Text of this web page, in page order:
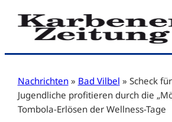
Zum
Inhalt
Nachrichten » Bad Vilbel » Scheck
Jugendliche profitieren durch die
Tombola-Erlösen der Wellness-Tage